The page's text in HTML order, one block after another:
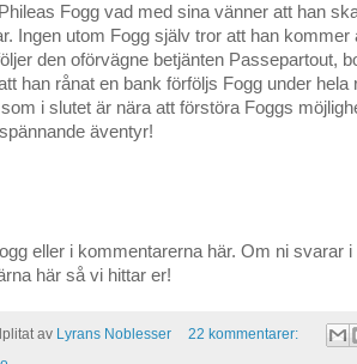
Fogg vad med sina vänner att han
Ingen utom Fogg själv tror att han kommer
den oförvägne betjänten Passepartout,
han rånat en bank förföljs Fogg under hela
i slutet är nära att förstöra Foggs
äventyr!
eller i kommentarerna här. Om ni svarar i
här så vi hittar er!
av Lyrans Noblesser
22 kommentarer: